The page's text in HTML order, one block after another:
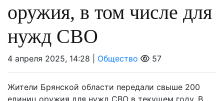
оружия, в том числе для
нужд СВО
4 апреля 2025, 14:28 | Общество 57
Жители Брянской области передали свыше 200
единиц оружия для нужд СВО в текущем году. В